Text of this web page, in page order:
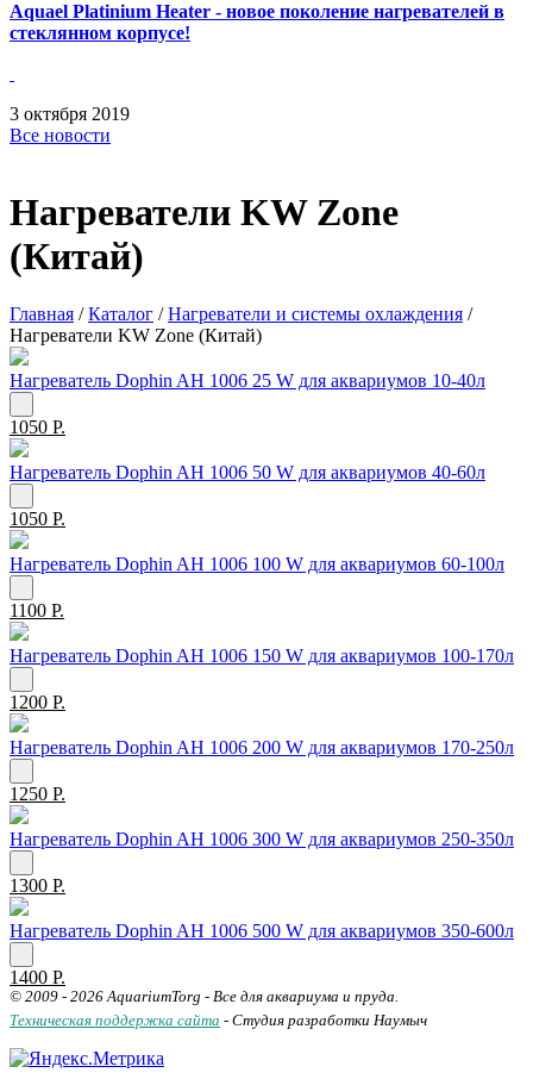
Aquael Platinium Heater - новое поколение нагревателей в
стеклянном корпусе!
3 октября 2019
Все новости
Нагреватели KW Zone
(Китай)
Главная /Каталог /Нагреватели и системы охлаждения /
Нагреватели KW Zone (Китай)
Нагреватель Dophin AH 1006 25 W для аквариумов 10-40л
1050 Р.
Нагреватель Dophin AH 1006 50 W для аквариумов 40-60л
1050 Р.
Нагреватель Dophin AH 1006 100 W для аквариумов 60-100л
1100 Р.
Нагреватель Dophin AH 1006 150 W для аквариумов 100-170л
1200 Р.
Нагреватель Dophin AH 1006 200 W для аквариумов 170-250л
1250 Р.
Нагреватель Dophin AH 1006 300 W для аквариумов 250-350л
1300 Р.
Нагреватель Dophin AH 1006 500 W для аквариумов 350-600л
1400 Р.
© 2009 - 2026 AquariumTorg - Все для аквариума и пруда.
Техническая поддержка сайта - Студия разработки Наумыч